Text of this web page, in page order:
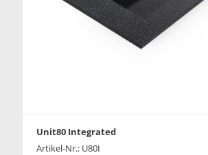
Unit80 Integrated
Artikel-Nr.: U80I